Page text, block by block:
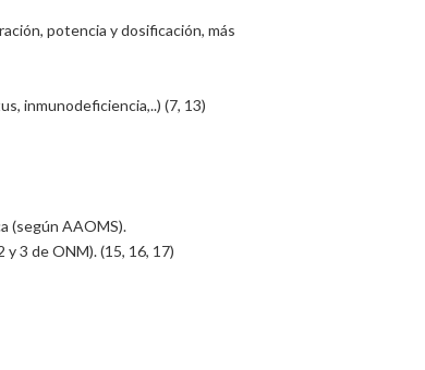
potencia y dosificación, más
inmunodeficiencia,..) (7, 13)
(según AAOMS).
3 de ONM). (15, 16, 17)